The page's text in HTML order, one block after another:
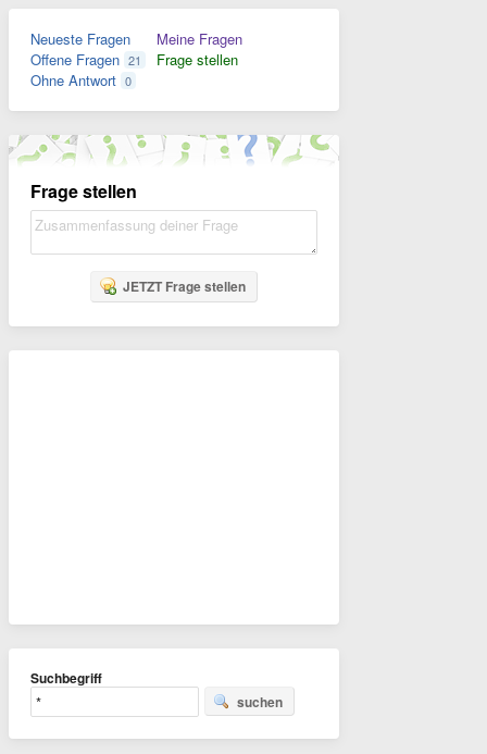
Neueste Fragen
Offene Fragen 21
Ohne Antwort 0
Meine Fragen
Frage stellen
Frage stellen
JETZT Frage stellen
Suchbegriff
suchen